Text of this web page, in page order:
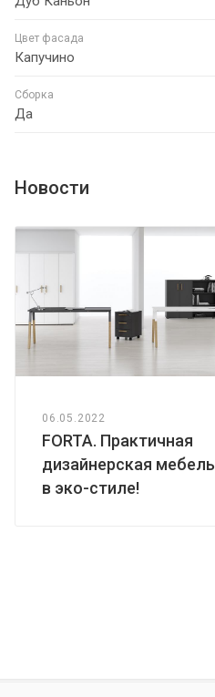
Цвет фасада
Капучино
Сборка
Да
Новости
06.05.2022
FORTA. Практичная
дизайнерская мебель
в эко-стиле!